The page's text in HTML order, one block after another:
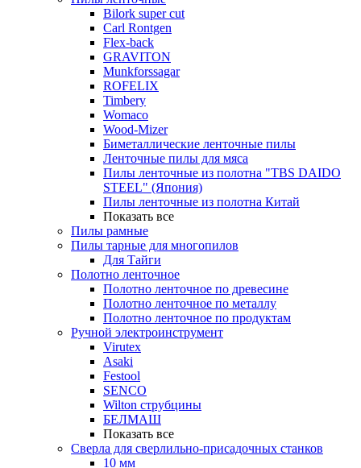
Bilork super cut
Carl Rontgen
Flex-back
GRAVITON
Munkforssagar
ROFELIX
Timbery
Womaco
Wood-Mizer
Биметаллические ленточные пилы
Ленточные пилы для мяса
Пилы ленточные из полотна "TBS DAIDO
STEEL" (Япония)
Пилы ленточные из полотна Китай
Показать все
Пилы рамные
Пилы тарные для многопилов
Для Тайги
Полотно ленточное
Полотно ленточное по древесине
Полотно ленточное по металлу
Полотно ленточное по продуктам
Ручной электроинструмент
Virutex
Asaki
Festool
SENCO
Wilton струбцины
БЕЛМАШ
Показать все
Сверла для сверлильно-присадочных станков
10 мм